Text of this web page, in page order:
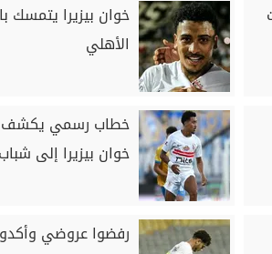
خوان بيزيرا يتمسك
الأهلي
خطاب رسمي يكشف
خوان بيزيرا إلى
رفضوا عروضي